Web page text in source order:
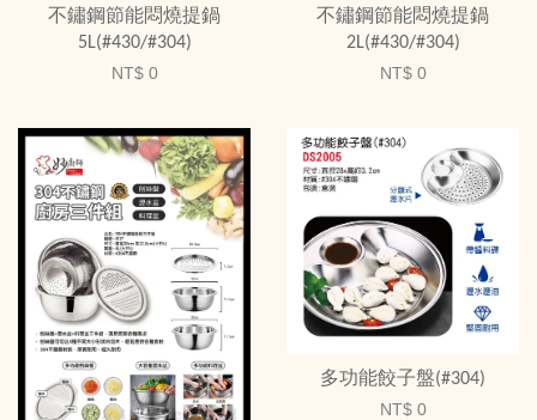
不鏽鋼節能悶燒提鍋
5L(#430/#304)
NT$ 0
不鏽鋼節能悶燒提鍋
2L(#430/#304)
NT$ 0
多功能餃子盤(#304)
NT$ 0